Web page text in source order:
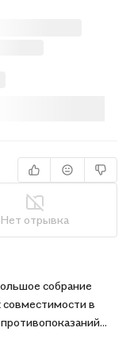
Нет отрывка
собрание
совместимости в